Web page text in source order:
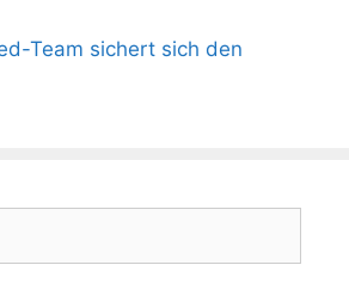
Team sichert sich den